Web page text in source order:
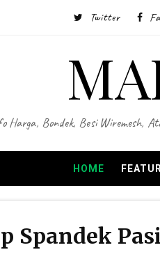
Twitter
Harga, Bondek, Besi Wiremesh,
HOME
Spandek